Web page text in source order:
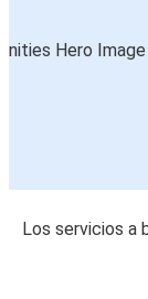
Los servicios a